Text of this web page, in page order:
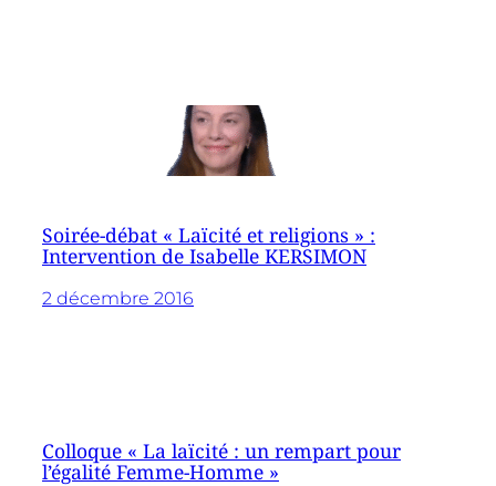
Soirée-débat « Laïcité et religions » :
Intervention de Isabelle KERSIMON
2 décembre 2016
Colloque « La laïcité : un rempart pour
l’égalité Femme-Homme »